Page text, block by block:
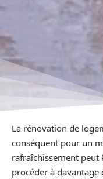
La rénovation de
conséquent pour un
rafraîchissement peut
procéder à